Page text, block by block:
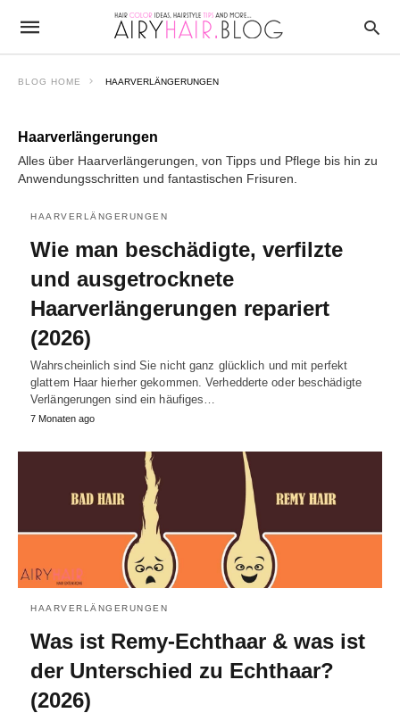
BLOG HOME HAARVERLÄNGERUNGEN
Haarverlängerungen
Alles über Haarverlängerungen, von Tipps und Pflege bis hin zu
Anwendungsschritten und fantastischen Frisuren.
HAARVERLÄNGERUNGEN
Wie man beschädigte, verfilzte
und ausgetrocknete
Haarverlängerungen repariert
(2026)
Wahrscheinlich sind Sie nicht ganz glücklich und mit perfekt
glattem Haar hierher gekommen. Verhedderte oder beschädigte
Verlängerungen sind ein häufiges…
7 Monaten ago
HAARVERLÄNGERUNGEN
Was ist Remy-Echthaar & was ist
der Unterschied zu Echthaar?
(2026)